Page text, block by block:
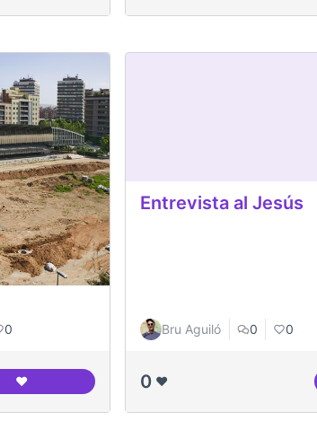
0
❤️Canòdrom en construcció
Entrevista al Jesús
Bru Aguiló 0 0
0 ❤️